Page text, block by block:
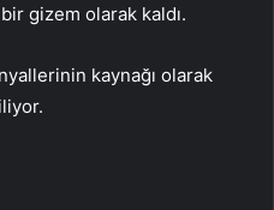
gizem olarak kaldı.
kaynağı olarak